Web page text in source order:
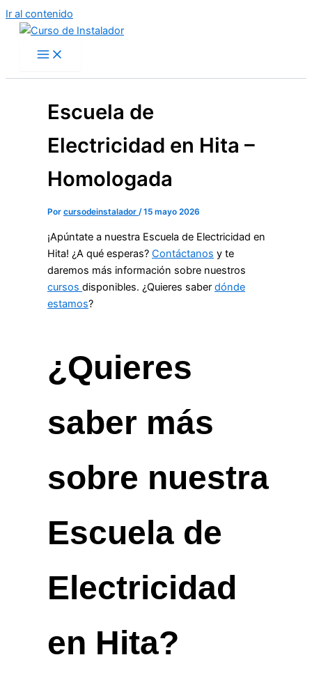
Ir al contenido
Escuela de
Electricidad en Hita –
Homologada
Por cursodeinstalador /15 mayo 2026
¡Apúntate a nuestra Escuela de Electricidad en
Hita! ¿A qué esperas? Contáctanos y te
daremos más información sobre nuestros
cursos disponibles. ¿Quieres saber dónde
estamos?
¿Quieres
saber más
sobre nuestra
Escuela de
Electricidad
en Hita?